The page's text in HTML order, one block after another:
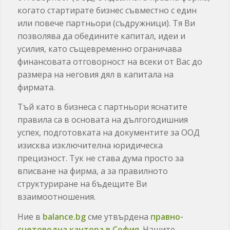
когато стартирате бизнес съвместно с един
или повече партньори (съдружници). Тя Ви
позволява да обедините капитал, идеи и
усилия, като същевременно ограничава
финансовата отговорност на всеки от Вас до
размера на неговия дял в капитала на
фирмата.
Тъй като в бизнеса с партньори яснатите
правила са в основата на дългогодишния
успех, подготовката на документите за ООД
изисква изключителна юридическа
прецизност. Тук не става дума просто за
вписване на фирма, а за правилното
структуриране на бъдещите Ви
взаимоотношения.
Ние в balance.bgсме утвърдена правно-